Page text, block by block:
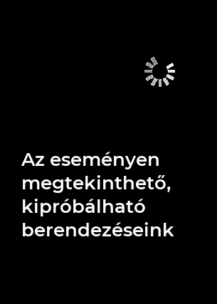
Az eseményen
megtekinthető,
kipróbálható
berendezéseink